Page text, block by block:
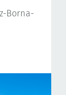
Borna-